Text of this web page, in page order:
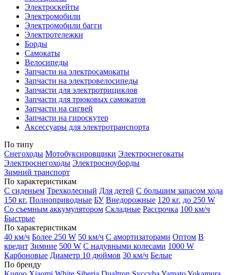
Электроскейты
Электромобили
Электромобили багги
Электротележки
Борды
Самокаты
Велосипеды
Запчасти на электросамокаты
Запчасти на электровелосипеды
Запчасти для электротрициклов
Запчасти для трюковых самокатов
Запчасти на сигвей
Запчасти на гироскутер
Аксессуары для электротранспорта
По типу
Снегоходы Мотобуксировщики Электроснегокаты
Электроснегоходы Электросноуборды
Зимний транспорт
По характеристикам
С сиденьем Трехколесный Для детей С большим запасом хода
150 кг. Полноприводные БУ Внедорожные 120 кг. до 250 W
Со съемным аккумулятором Складные Рассрочка 100 км/ч
Быстрые
По характеристикам
40 км/ч Более 250 W 50 км/ч С амортизаторами Оптом В
кредит Зимние 500 W С надувными колесами 1000 W
Карбоновые Диаметр 10 дюймов 30 км/ч Белые
По бренду